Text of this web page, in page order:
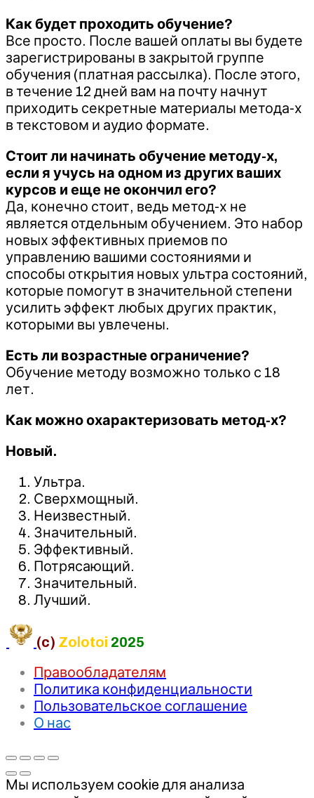
Как будет проходить обучение?
Все просто. После вашей оплаты вы будете
зарегистрированы в закрытой группе
обучения (платная рассылка). После этого,
в течение 12 дней вам на почту начнут
приходить секретные материалы метода-х
в текстовом и аудио формате.
Стоит ли начинать обучение методу-х,
если я учусь на одном из других ваших
курсов и еще не окончил его?
Да, конечно стоит, ведь метод-х не
является отдельным обучением. Это набор
новых эффективных приемов по
управлению вашими состояниями и
способы открытия новых ультра состояний,
которые помогут в значительной степени
усилить эффект любых других практик,
которыми вы увлечены.
Есть ли возрастные ограничение?
Обучение методу возможно только с 18
лет.
Как можно охарактеризовать метод-х?
Новый.
Ультра.
Сверхмощный.
Неизвестный.
Значительный.
Эффективный.
Потрясающий.
Значительный.
Лучший.
(c) Zolotoi 2025
Правообладателям
Политика конфиденциальности
Пользовательское соглашение
О нас
Мы используем cookie для анализа